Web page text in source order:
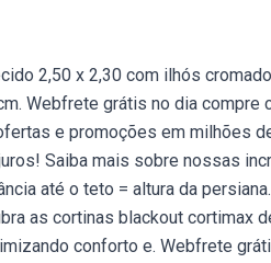
2,50 x 2,30 com ilhós
Webfrete grátis no dia
e promoções em milhões
Saiba mais sobre nossas
até o teto = altura da
as cortinas blackout cortimax
conforto e. Webfrete